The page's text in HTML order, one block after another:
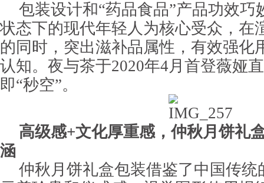
包装设计和“药品食品”产品功效巧
状态下的现代年轻人为核心受众，在
的同时，突出滋补品属性，有效强化
认知。夜与茶于2020年4月首登薇娅
即“秒空”。
高级感+文化厚重感，仲秋月饼礼
涵
仲秋月饼礼盒包装借鉴了中国传统